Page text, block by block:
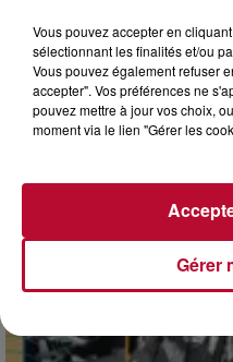
7 août 2026
rendez-vous à ne pas
envie de voyager à l'autre
Vous pouvez accepter en
sélectionnant les finalités et/ou
Vous pouvez également refuser
accepter". Vos préférences ne
pouvez mettre à jour vos choix,
moment via le lien "Gérer les
Gérer